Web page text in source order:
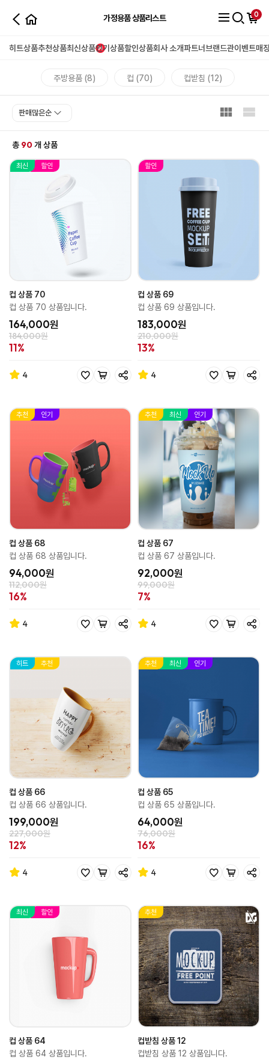
가정용품 상품리스트
히트상품추천상품최신상품인기상품할인상품회사 소개파트너 브랜드관이벤트매
0
주방용품 (8) 컵 (70) 컵받침 (12)
총 90개 상품
최신 할인
컵 상품 70
컵 상품 70 상품입니다.
164,000원
184,000원
11%
4
할인
컵 상품 69
컵 상품 69 상품입니다.
183,000원
210,000원
13%
4
추천 인기
컵 상품 68
컵 상품 68 상품입니다.
94,000원
112,000원
16%
4
추천 최신 인기
컵 상품 67
컵 상품 67 상품입니다.
92,000원
99,000원
7%
4
히트 추천
컵 상품 66
컵 상품 66 상품입니다.
199,000원
227,000원
12%
4
추천 최신 인기
컵 상품 65
컵 상품 65 상품입니다.
64,000원
76,000원
16%
4
최신 할인
컵 상품 64
컵 상품 64 상품입니다.
추천
컵받침 상품 12
컵받침 상품 12 상품입니다.